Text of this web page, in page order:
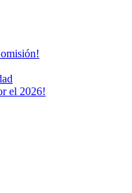
el 2026!